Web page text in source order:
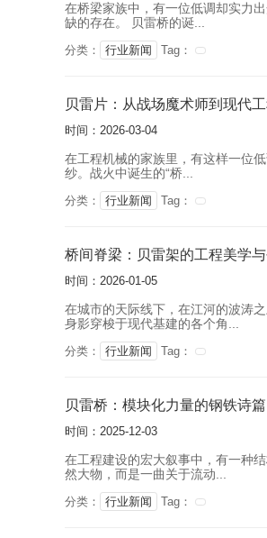
在桥梁家族中，有一位低调却实力
缺的存在。 贝雷桥的诞...
分类： 行业新闻 Tag：
贝雷片：从战场魔术师到现代工
时间：2026-03-04
在工程机械的家族里，有这样一位
纱。战火中诞生的“桥...
分类： 行业新闻 Tag：
桥间脊梁：贝雷架的工程美学
时间：2026-01-05
在城市的天际线下，在江河的波涛
身影穿梭于现代基建的各个角...
分类： 行业新闻 Tag：
贝雷桥：模块化力量的钢铁诗篇
时间：2025-12-03
在工程建设的宏大叙事中，有一种
然大物，而是一曲关于流动...
分类： 行业新闻 Tag：